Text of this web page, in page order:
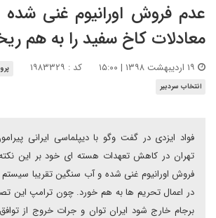
عدم فروش اورانیوم غنی
معادلات کاخ سفید را به هم
کد : ۱۹۸۳۳۲۹
انتخاب سردبیر
فواد ایزدی در گفت وگو با دیپلماسی ایرانی
تهران در کاهش تعهدات هسته ای خود بر این نکته
فروش اورانیوم غنی شده و آب سنگین تقریبا
در اعمال تحریم ها به هم خورد. چون ترامپ این
برجام خارج شود ایران توان و جرات خروج از